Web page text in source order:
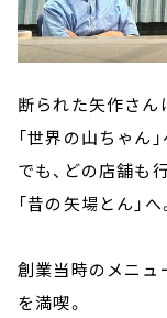
断られた矢作さん
「世界の山ちゃん」
でも、どの店舗も
「昔の矢場とん」へ
創業当時のメニュ
を満喫。